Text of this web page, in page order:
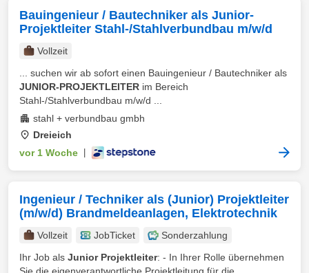
Bauingenieur / Bautechniker als Junior-
Projektleiter Stahl-/Stahlverbundbau m/w/d
Vollzeit
... suchen wir ab sofort einen Bauingenieur / Bautechniker als
JUNIOR-PROJEKTLEITER im Bereich
Stahl-/Stahlverbundbau m/w/d ...
stahl + verbundbau gmbh
Dreieich
vor 1 Woche
Ingenieur / Techniker als (Junior) Projektleiter
(m/w/d) Brandmeldeanlagen, Elektrotechnik
Vollzeit JobTicket
Sonderzahlung
Ihr Job als Junior Projektleiter: - In Ihrer Rolle übernehmen